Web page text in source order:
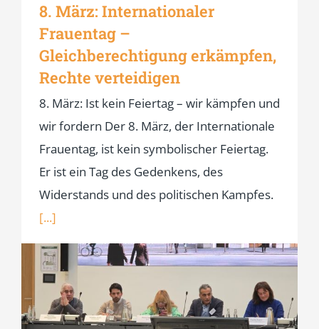
8. März: Internationaler
Frauentag –
Gleichberechtigung erkämpfen,
Rechte verteidigen
8. März: Ist kein Feiertag – wir kämpfen und
wir fordern Der 8. März, der Internationale
Frauentag, ist kein symbolischer Feiertag.
Er ist ein Tag des Gedenkens, des
Widerstands und des politischen Kampfes.
[...]